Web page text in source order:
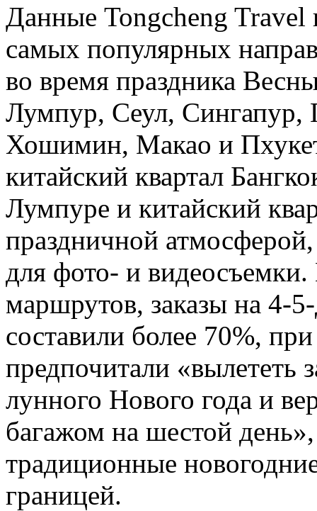
Данные Tongcheng Travel
самых популярных
во время праздника
Лумпур, Сеул, Сингапур,
Хошимин, Макао и
китайский квартал
Лумпуре и китайский
праздничной
для фото- и
маршрутов, заказы на 4-
составили более 70%,
предпочитали «вылететь
лунного Нового года и
багажом на шестой
традиционные
границей.